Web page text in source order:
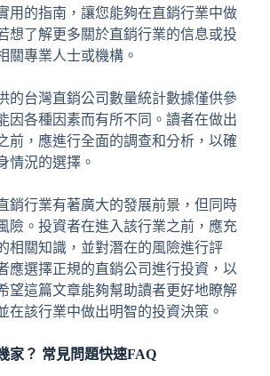
用的指南，讓您能夠在直銷行業中做
想了解更多關於直銷行業的信息或投
關專業人士或機構。
的台灣直銷公司數量統計數據僅供參
因各種因素而有所不同。讀者在做出
前，應進行全面的調查和分析，以確
情況的選擇。
銷行業有著廣大的發展前景，但同時
險。投資者在進入該行業之前，應充
相關知識，並對潛在的風險進行評
應選擇正規的直銷公司進行投資，以
望這篇文章能夠幫助讀者更好地瞭解
在該行業中做出明智的投資決策。
家？ 常見問題快速FAQ